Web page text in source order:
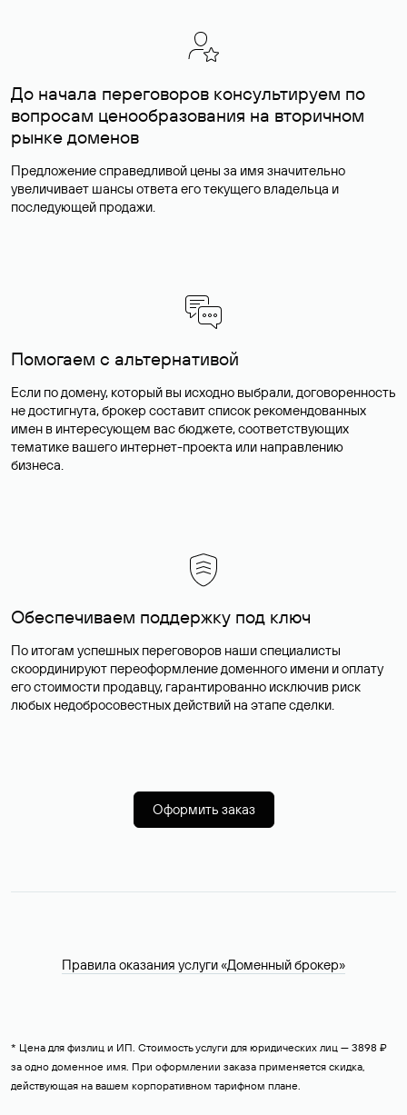
До начала переговоров консультируем по
вопросам ценообразования на вторичном
рынке доменов
Предложение справедливой цены за имя значительно
увеличивает шансы ответа его текущего владельца и
последующей продажи.
Помогаем с альтернативой
Если по домену, который вы исходно выбрали, договоренность
не достигнута, брокер составит список рекомендованных
имен в интересующем вас бюджете, соответствующих
тематике вашего интернет-проекта или направлению
бизнеса.
Обеспечиваем поддержку под ключ
По итогам успешных переговоров наши специалисты
скоординируют переоформление доменного имени и оплату
его стоимости продавцу, гарантированно исключив риск
любых недобросовестных действий на этапе сделки.
Оформить заказ
Правила оказания услуги «Доменный брокер»
* Цена для физлиц и ИП. Стоимость услуги для юридических лиц — 3898 ₽
за одно доменное имя. При оформлении заказа применяется скидка,
действующая на вашем корпоративном тарифном плане.